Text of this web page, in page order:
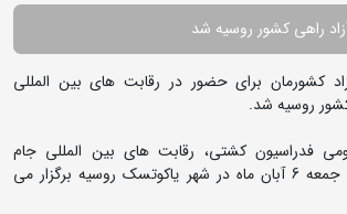
راهی کشور روسیه شد
کشورمان برای حضور در رقابت های بین المللی
روسیه شد.
فدراسیون کشتی، رقابت های بین المللی جام
دیمیتری کرکین از روز جمعه 6 آبان ماه در شهر یاکوتسک روسیه برگزار می